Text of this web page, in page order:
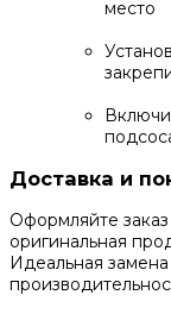
место
Доставка и
Оформляйте
оригинальная
Идеальная